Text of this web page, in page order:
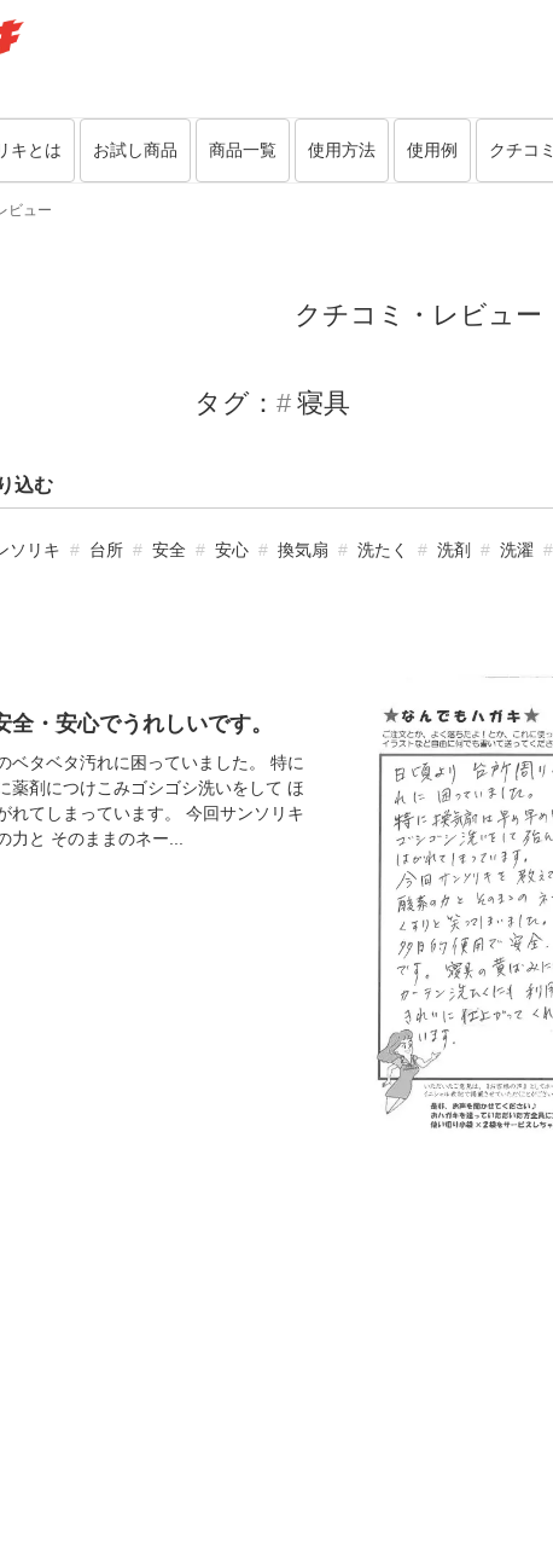
キとは お試し商品 商品一覧 使用方法 使用例 クチコミ
ビュー
クチコミ・レビュー
タグ： 寝具
込む
ソリキ 台所 安全 安心 換気扇 洗たく 洗剤 洗濯
全・安心でうれしいです。
ベタベタ汚れに困っていました。 特に
薬剤につけこみゴシゴシ洗いをして ほ
れてしまっています。 今回サンソリキ
力と そのままのネー...